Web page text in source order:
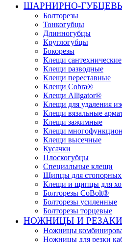
ШАРНИРНО-
Болторезы
Тонкогубцы
Длинногубцы
Круглогубцы
Бокорезы
Клещи сантехнические
Клещи разводные
Клещи переставные
Клещи Cobra®
Клещи Alligator®
Клещи для удаления
Клещи вязальные
Клещи зажимные
Клещи
Клещи высечные
Кусачки
Плоскогубцы
Специальные клещи
Щипцы для стопорных
Клещи и щипцы для
Болторезы CoBolt®
Болторезы усиленные
Болторезы торцевые
НОЖНИЦЫ И РЕЗАКИ
Ножницы
Ножницы для резки